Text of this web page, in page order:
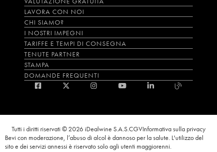
LAVORA CON NOI
CHI SIAMO?
I NOSTRI IMPEGNI
TARIFFE E TEMPI DI CONSEGNA
TENUTE PARTNER
STAMPA
DOMANDE FREQUENTI
Tutti i diritti riservati © 2026 iDealwine S.A.S.CGVInformativa sulla privacy
Bevi con moderazione, l’abuso di alcol è dannoso per la salute. L'utilizzo del
sito e dei servizi annessi è riservato solo agli utenti maggiorenni.